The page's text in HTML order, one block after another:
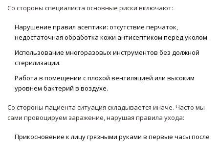
Со стороны специалиста основные риски включают:
Нарушение правил асептики: отсутствие перчаток,
недостаточная обработка кожи антисептиком перед уколом.
Использование многоразовых инструментов без должной
стерилизации.
Работа в помещении с плохой вентиляцией или высоким
уровнем бактерий в воздухе.
Со стороны пациента ситуация складывается иначе. Часто мы
сами провоцируем заражение, нарушая правила ухода:
Прикосновение к лицу грязными руками в первые часы после